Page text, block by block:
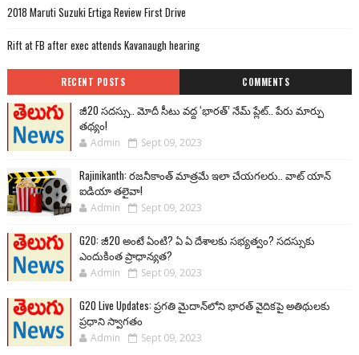
2018 Maruti Suzuki Ertiga Review First Drive
Rift at FB after exec attends Kavanaugh hearing
RECENT POSTS COMMENTS
జీ20 సదస్సు.. మోదీ సీటు వద్ద ‘భారత్’ నేమ్ ప్లేట్‌.. పేరు మార్పు
తథ్యం!
Admin Sept 09, 2023
Rajinikanth: రజనీకాంత్ మాత్రమే ఇలా చేయగలరు.. వాట్ యాన్
ఐడియా తలైవా!
Admin Sept 09, 2023
G20: జీ20 అంటే ఏంటి? ఏ ఏ దేశాలకు సభ్యత్వం? సదస్సుకు
ఎందుకింత ప్రాధాన్యత?
Admin Sept 09, 2023
G20 Live Updates: ప్రగతి మైదాన్‌లోని భారత్ వైదికపై అతిథులకు
ప్రధాని స్వాగతం
Admin Sept 09, 2023